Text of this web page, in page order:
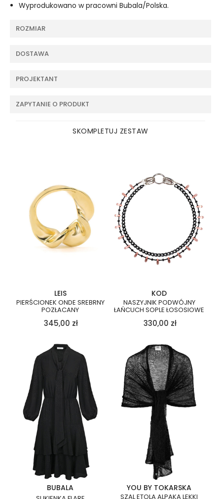
Wyprodukowano w pracowni Bubala/Polska.
ROZMIAR
DOSTAWA
PROJEKTANT
ZAPYTANIE O PRODUKT
SKOMPLETUJ ZESTAW
LEIS
PIERŚCIONEK ONDE SREBRNY
POZŁACANY
345,00 zł
KOD
NASZYJNIK PODWÓJNY
ŁAŃCUCH SOPLE ŁOSOSIOWE
330,00 zł
BUBALA YOU BY TOKARSKA
SZAL ETOLA ALPAKA LEKKI